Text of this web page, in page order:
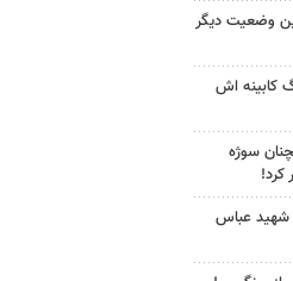
وضعیت دیگر
کابینه اش
سوژه
کرد!
شهید عباس